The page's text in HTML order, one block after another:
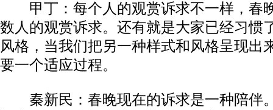
甲丁：每个人的观赏诉求不一样，春
数人的观赏诉求。还有就是大家已经习惯
风格，当我们把另一种样式和风格呈现出
要一个适应过程。
秦新民：春晚现在的诉求是一种陪伴